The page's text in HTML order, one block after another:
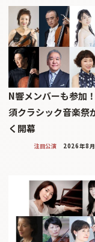
N響メンバーも参加
須クラシック音楽祭
く開幕
注目公演 2026年8